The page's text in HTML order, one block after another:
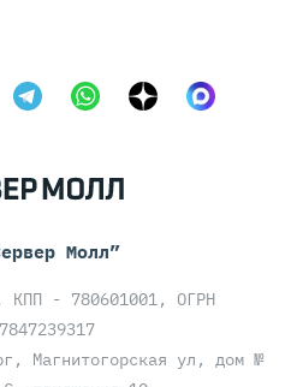
Молл”
КПП - 780601001, ОГРН
Магнитогорская ул, дом №